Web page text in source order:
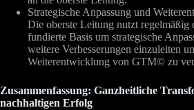
Strategische Anpassung und
Die oberste Leitung nutzt regelmäßig
fundierte Basis um strategische
weitere Verbesserungen einzuleiten
Weiterentwicklung von GTM© zu
Zusammenfassung: Ganzheitliche
nachhaltigen Erfolg